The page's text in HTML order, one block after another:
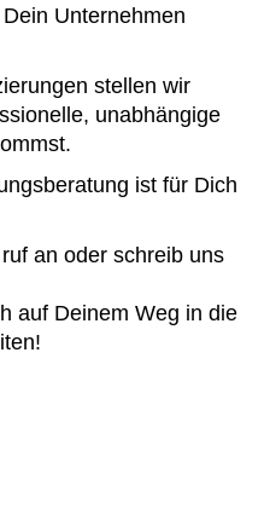
Unternehmen
stellen wir
unabhängige
ist für Dich
an oder schreib uns
auf Deinem Weg in die